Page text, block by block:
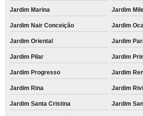
Jardim Marina Jardim
Jardim Nair Conceição Jardim
Jardim Oriental Jardim
Jardim Pilar Jardim
Jardim Progresso Jardim
Jardim Rina Jardim
Jardim Santa Cristina Jardim